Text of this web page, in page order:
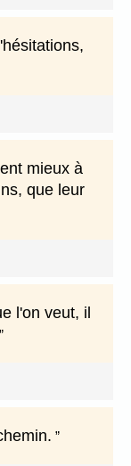
mieux à
que leur
l'on veut, il